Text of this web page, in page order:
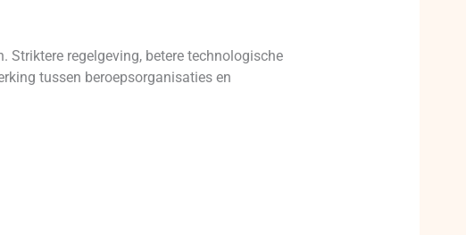
regelgeving, betere technologische
tussen beroepsorganisaties en